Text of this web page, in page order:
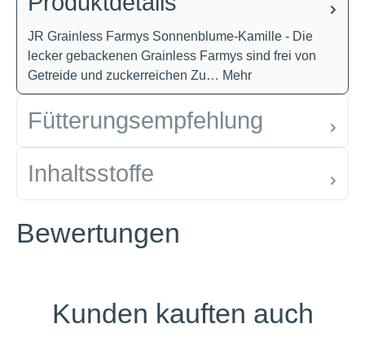
JR Grainless Farmys Sonnenblume-Kamille - Die
lecker gebackenen Grainless Farmys sind frei von
Getreide und zuckerreichen Zu… Mehr
Fütterungsempfehlung
Inhaltsstoffe
Bewertungen
Produktgalerie überspringen
Kunden kauften auch